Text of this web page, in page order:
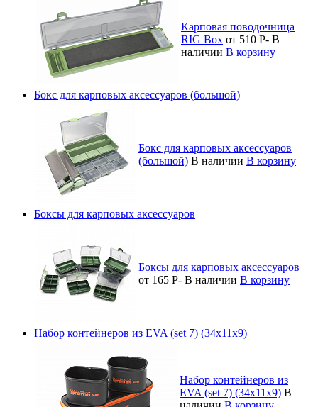
Карповая поводочница
RIG Box от 510 Р- В
наличии В корзину
Бокс для карповых аксессуаров (большой)
Бокс для карповых аксессуаров
(большой) В наличии В корзину
Боксы для карповых аксессуаров
Боксы для карповых аксессуаров
от 165 Р- В наличии В корзину
Набор контейнеров из EVA (set 7) (34x11x9)
Набор контейнеров из
EVA (set 7) (34x11x9) В